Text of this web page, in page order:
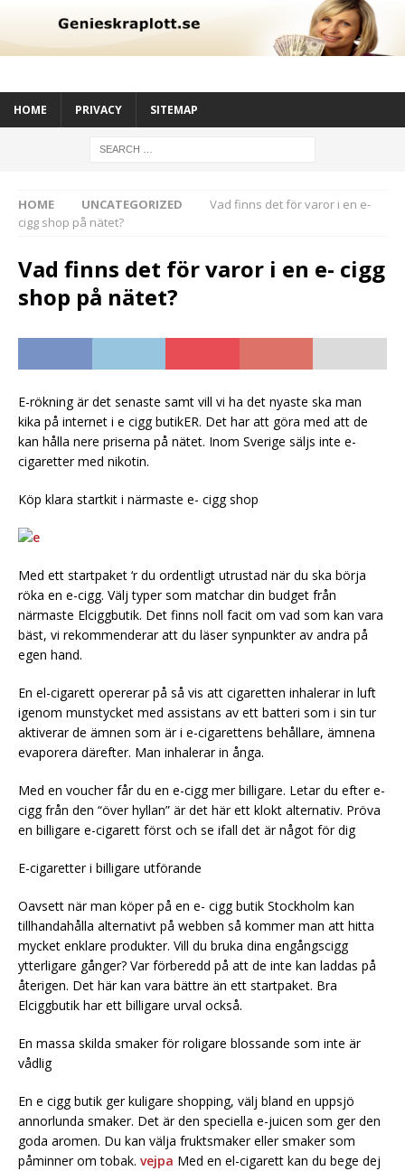
HOME PRIVACY SITEMAP
HOME UNCATEGORIZED
Vad finns det för varor i en e-
cigg shop på nätet?
Vad finns det för varor i en e- cigg
shop på nätet?
E-rökning är det senaste samt vill vi ha det nyaste ska man
kika på internet i e cigg butikER. Det har att göra med att de
kan hålla nere priserna på nätet. Inom Sverige säljs inte e-
cigaretter med nikotin.
Köp klara startkit i närmaste e- cigg shop
Med ett startpaket ‘r du ordentligt utrustad när du ska börja
röka en e-cigg. Välj typer som matchar din budget från
närmaste Elciggbutik. Det finns noll facit om vad som kan vara
bäst, vi rekommenderar att du läser synpunkter av andra på
egen hand.
En el-cigarett opererar på så vis att cigaretten inhalerar in luft
igenom munstycket med assistans av ett batteri som i sin tur
aktiverar de ämnen som är i e-cigarettens behållare, ämnena
evaporera därefter. Man inhalerar in ånga.
Med en voucher får du en e-cigg mer billigare. Letar du efter e-
cigg från den “över hyllan” är det här ett klokt alternativ. Pröva
en billigare e-cigarett först och se ifall det är något för dig
E-cigaretter i billigare utförande
Oavsett när man köper på en e- cigg butik Stockholm kan
tillhandahålla alternativt på webben så kommer man att hitta
mycket enklare produkter. Vill du bruka dina engångscigg
ytterligare gånger? Var förberedd på att de inte kan laddas på
återigen. Det här kan vara bättre än ett startpaket. Bra
Elciggbutik har ett billigare urval också.
En massa skilda smaker för roligare blossande som inte är
vådlig
En e cigg butik ger kuligare shopping, välj bland en uppsjö
annorlunda smaker. Det är den speciella e-juicen som ger den
goda aromen. Du kan välja fruktsmaker eller smaker som
påminner om tobak. vejpa Med en el-cigarett kan du bege dej